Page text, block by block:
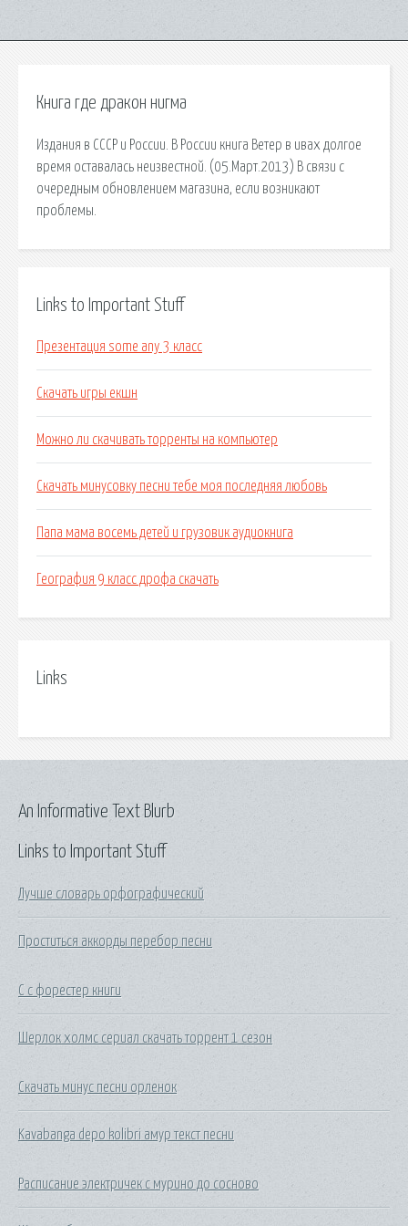
Книга где дракон нигма
Издания в СССР и России. В России книга Ветер в ивах долгое
время оставалась неизвестной. (05.Март.2013) В связи с
очередным обновлением магазина, если возникают
проблемы.
Links to Important Stuff
Презентация some any 3 класс
Скачать игры екшн
Можно ли скачивать торренты на компьютер
Скачать минусовку песни тебе моя последняя любовь
Папа мама восемь детей и грузовик аудиокнига
География 9 класс дрофа скачать
Links
Links to Important Stuff
Лучше словарь орфографический
Проститься аккорды перебор песни
С с форестер книги
Шерлок холмс сериал скачать торрент 1 сезон
Скачать минус песни орленок
Kavabanga depo kolibri амур текст песни
Расписание электричек с мурино до сосново
An Informative Text Blurb